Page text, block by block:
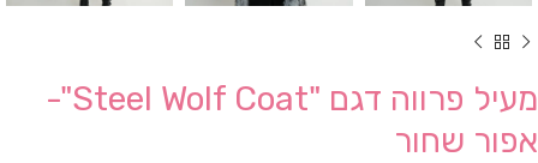
מעיל פרווה דגם "Steel Wolf Coat"-
אפור שחור